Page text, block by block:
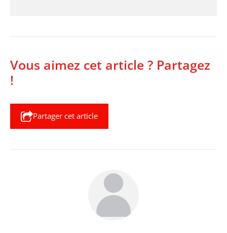
Vous aimez cet article ? Partagez
!
Partager cet article